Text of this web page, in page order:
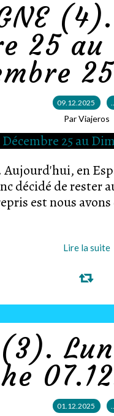
25
09.12.2025
Par Viajeros
Aujourd'hui, en
décidé de rester
est nous
Lire la suite
(3).
01.12.2025